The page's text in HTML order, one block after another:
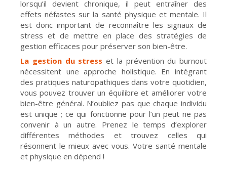
lorsqu’il devient chronique, il peut entraîner des
effets néfastes sur la santé physique et mentale. Il
est donc important de reconnaître les signaux de
stress et de mettre en place des stratégies de
gestion efficaces pour préserver son bien-être.
La gestion du stress et la prévention du burnout
nécessitent une approche holistique. En intégrant
des pratiques naturopathiques dans votre quotidien,
vous pouvez trouver un équilibre et améliorer votre
bien-être général. N’oubliez pas que chaque individu
est unique ; ce qui fonctionne pour l’un peut ne pas
convenir à un autre. Prenez le temps d’explorer
différentes méthodes et trouvez celles qui
résonnent le mieux avec vous. Votre santé mentale
et physique en dépend !